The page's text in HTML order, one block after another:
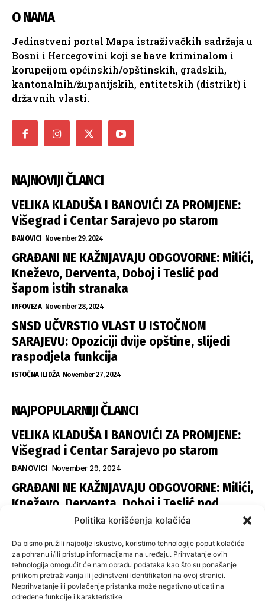
Politika korišćenja kolačića
Da bismo pružili najbolje iskustvo, koristimo tehnologije poput kolačića
za pohranu i/ili pristup informacijama na uređaju. Prihvatanje ovih
tehnologija omogućit će nam obradu podataka kao što su ponašanje
prilikom pretraživanja ili jedinstveni identifikatori na ovoj stranici.
Neprihvatanje ili povlačenje pristanka može negativno uticati na
određene funkcije i karakteristike
O NAMA
Jedinstveni portal Mapa istraživačkih sadržaja u
Bosni i Hercegovini koji se bave kriminalom i
korupcijom općinskih/opštinskih, gradskih,
kantonalnih/županijskih, entitetskih (distrikt) i
državnih vlasti.
NAJNOVIJI ČLANCI
VELIKA KLADUŠA I BANOVIĆI ZA PROMJENE:
Višegrad i Centar Sarajevo po starom
BANOVICI November 29, 2024
GRAĐANI NE KAŽNJAVAJU ODGOVORNE: Milići,
Kneževo, Derventa, Doboj i Teslić pod
šapom istih stranaka
INFOVEZA November 28, 2024
SNSD UČVRSTIO VLAST U ISTOČNOM
SARAJEVU: Opoziciji dvije opštine, slijedi
raspodjela funkcija
ISTOČNA ILIDŽA November 27, 2024
NAJPOPULARNIJI ČLANCI
VELIKA KLADUŠA I BANOVIĆI ZA PROMJENE:
Višegrad i Centar Sarajevo po starom
BANOVICI November 29, 2024
GRAĐANI NE KAŽNJAVAJU ODGOVORNE: Milići,
Kneževo, Derventa, Doboj i Teslić pod
šapom istih stranaka
SNSD UČVRSTIO VLAST U ISTOČNOM
SARAJEVU: Opoziciji dvije opštine, slijedi
raspodjela funkcija